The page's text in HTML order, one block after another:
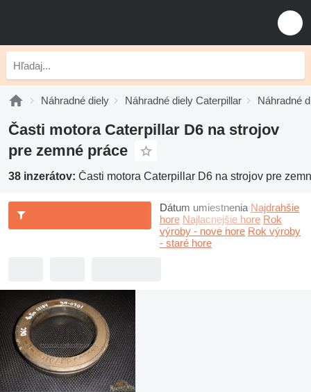
Náhradné diely Náhradné diely Caterpillar Náhradné
Časti motora Caterpillar D6 na strojov
pre zemné práce
38 inzerátov: Časti motora Caterpillar D6 na strojov pre
Dátum umiestnenia Najdrahšie
hore Najlacnejšie hore Rok
výroby - nové hore Rok výroby
- staré hore